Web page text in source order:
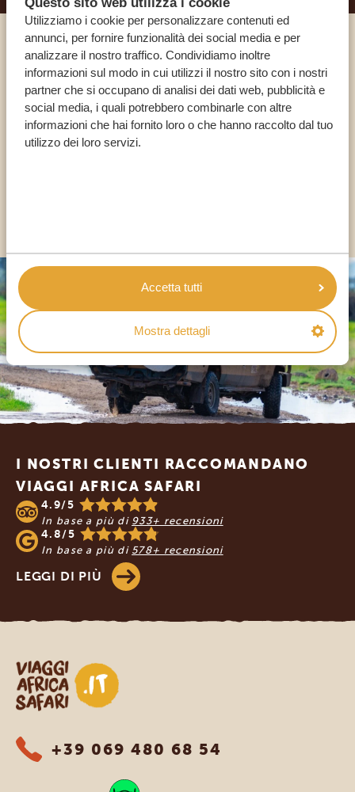
Utilizziamo i cookie per personalizzare contenuti ed
annunci, per fornire funzionalità dei social media e per
analizzare il nostro traffico. Condividiamo inoltre
informazioni sul modo in cui utilizzi il nostro sito con i nostri
partner che si occupano di analisi dei dati web, pubblicità e
social media, i quali potrebbero combinarle con altre
informazioni che hai fornito loro o che hanno raccolto dal tuo
utilizzo dei loro servizi.
Accetta tutti
Mostra dettagli
Chiama un esperto
I NOSTRI SPECIALISTI SONO QUI PER TE
Footer
I NOSTRI CLIENTI RACCOMANDANO
VIAGGI AFRICA SAFARI
4.9/5
In base a più di 933+ recensioni
4.8/5
In base a più di 578+ recensioni
LEGGI DI PIÙ
Viaggi Africa Safari
+39 069 480 68 54